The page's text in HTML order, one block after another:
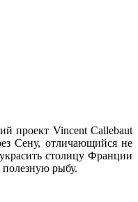
проект Vincent Callebaut
Сену, отличающийся не
столицу Франции
рыбу.